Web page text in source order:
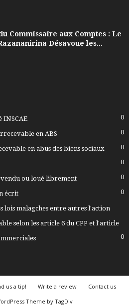
Commissaire aux Comptes : Le
Désavoue les...
INSCAE 0
en ABS 0
en abus des biens sociaux 0
0
ou loué librement 0
écrit 0
lois malagches entre autres l'action
selon les article 6 du CPP et l'article
0
us a tip! Write a review
Contact us
Theme by TagDiv